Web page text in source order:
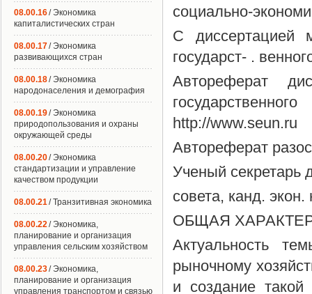
социально-
С диссертацией
государст- .
Автореферат
http://www.seun.ru
Автореферат
Ученый секретарь
совета, канд.
ОБЩАЯ
Актуальность
рыночному
и создание такой
08.00.16/ Экономика
капиталистических стран
08.00.17/ Экономика
развивающихся стран
08.00.18/ Экономика
народонаселения и демография
08.00.19/ Экономика
природопользования и охраны
окружающей среды
08.00.20/ Экономика
стандартизации и управление
качеством продукции
08.00.21/ Транзитивная экономика
08.00.22/ Экономика,
планирование и организация
управления сельским хозяйством
08.00.23/ Экономика,
планирование и организация
управления транспортом и связью